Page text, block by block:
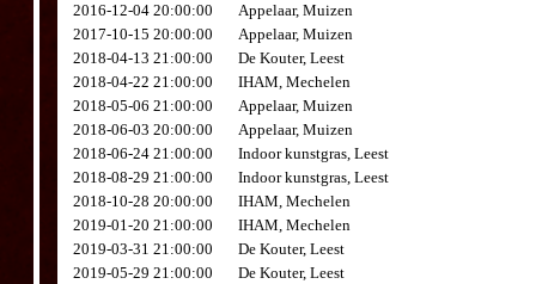
2016-12-04 20:00:00
Appelaar, Muizen
2017-10-15 20:00:00
Appelaar, Muizen
2018-04-13 21:00:00
De Kouter, Leest
2018-04-22 21:00:00
IHAM, Mechelen
2018-05-06 21:00:00
Appelaar, Muizen
2018-06-03 20:00:00
Appelaar, Muizen
2018-06-24 21:00:00
Indoor kunstgras, Leest
2018-08-29 21:00:00
Indoor kunstgras, Leest
2018-10-28 20:00:00
IHAM, Mechelen
2019-01-20 21:00:00
IHAM, Mechelen
2019-03-31 21:00:00
De Kouter, Leest
2019-05-29 21:00:00
De Kouter, Leest